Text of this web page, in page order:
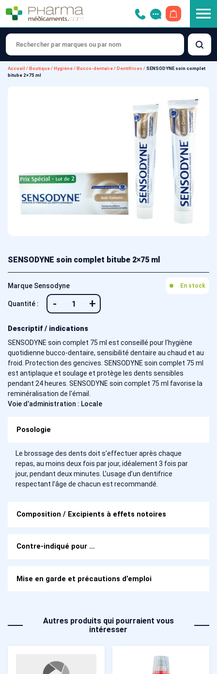
Accueil / Boutique/ Hygiène/ Bucco-dentaire/ Dentifrices /SENSODYNE soin complet
bitube 2×75 ml
SENSODYNE soin complet bitube 2×75 ml
Marque Sensodyne En stock
Quantité : - +
Descriptif / indications
SENSODYNE soin complet 75 ml est conseillé pour l'hygiène
quotidienne bucco-dentaire, sensibilité dentaire au chaud et au
froid. Protection des gencives. SENSODYNE soin complet 75 ml
est antiplaque et soulage et protège les dents sensibles
pendant 24 heures. SENSODYNE soin complet 75 ml favorise la
reminéralisation de l'émail.
Voie d’administration : Locale
Posologie
Le brossage des dents doit s’effectuer après chaque
repas, au moins deux fois par jour, idéalement 3 fois par
jour, pendant deux minutes. L’usage d’un dentifrice
respectant l’âge de chacun est recommandé.
Composition / Excipients à effets notoires
Contre-indiqué pour …
Mise en garde et précautions d’emploi
Autres produits qui pourraient vous
intéresser